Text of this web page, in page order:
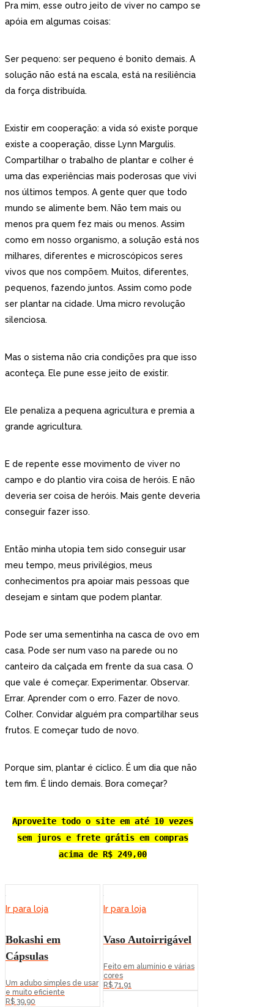
Pra mim, esse outro jeito de viver no campo se
apóia em algumas coisas:
Ser pequeno: ser pequeno é bonito demais. A
solução não está na escala, está na resiliência
da força distribuída.
Existir em cooperação: a vida só existe porque
existe a cooperação, disse Lynn Margulis.
Compartilhar o trabalho de plantar e colher é
uma das experiências mais poderosas que vivi
nos últimos tempos. A gente quer que todo
mundo se alimente bem. Não tem mais ou
menos pra quem fez mais ou menos. Assim
como em nosso organismo, a solução está nos
milhares, diferentes e microscópicos seres
vivos que nos compõem. Muitos, diferentes,
pequenos, fazendo juntos. Assim como pode
ser plantar na cidade. Uma micro revolução
silenciosa.
Mas o sistema não cria condições pra que isso
aconteça. Ele pune esse jeito de existir.
Ele penaliza a pequena agricultura e premia a
grande agricultura.
E de repente esse movimento de viver no
campo e do plantio vira coisa de heróis. E não
deveria ser coisa de heróis. Mais gente deveria
conseguir fazer isso.
Então minha utopia tem sido conseguir usar
meu tempo, meus privilégios, meus
conhecimentos pra apoiar mais pessoas que
desejam e sintam que podem plantar.
Pode ser uma sementinha na casca de ovo em
casa. Pode ser num vaso na parede ou no
canteiro da calçada em frente da sua casa. O
que vale é começar. Experimentar. Observar.
Errar. Aprender com o erro. Fazer de novo.
Colher. Convidar alguém pra compartilhar seus
frutos. E começar tudo de novo.
Porque sim, plantar é cíclico. É um dia que não
tem fim. É lindo demais. Bora começar?
Aproveite todo o site em até 10 vezes
sem juros e frete grátis em compras
acima de R$ 249,00
Ir para loja
Bokashi em
Cápsulas
Um adubo simples de usar
e muito eficiente
R$ 39,90
Ir para loja
Vaso Autoirrigável
Feito em alumínio e várias
cores
R$ 71,91